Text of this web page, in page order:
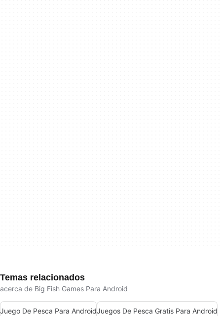
Temas relacionados
acerca de Big Fish Games Para Android
Juego De Pesca Para AndroidJuegos De Pesca Gratis Para Android